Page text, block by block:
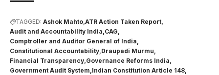
TAGGED: Ashok Mahto ATR Action Taken Report
Audit and Accountability India CAG
Comptroller and Auditor General of India
Constitutional Accountability Draupadi Murmu
Financial Transparency Governance Reforms India
Government Audit System Indian Constitution Article 148